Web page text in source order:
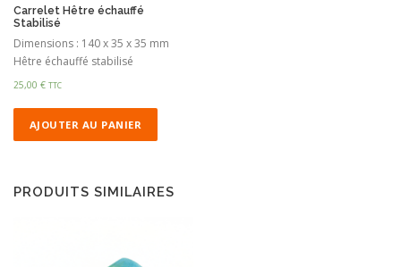
Carrelet Hêtre échauffé
Stabilisé
Dimensions : 140 x 35 x 35 mm
Hêtre échauffé stabilisé
25,00 € TTC
AJOUTER AU PANIER
PRODUITS SIMILAIRES